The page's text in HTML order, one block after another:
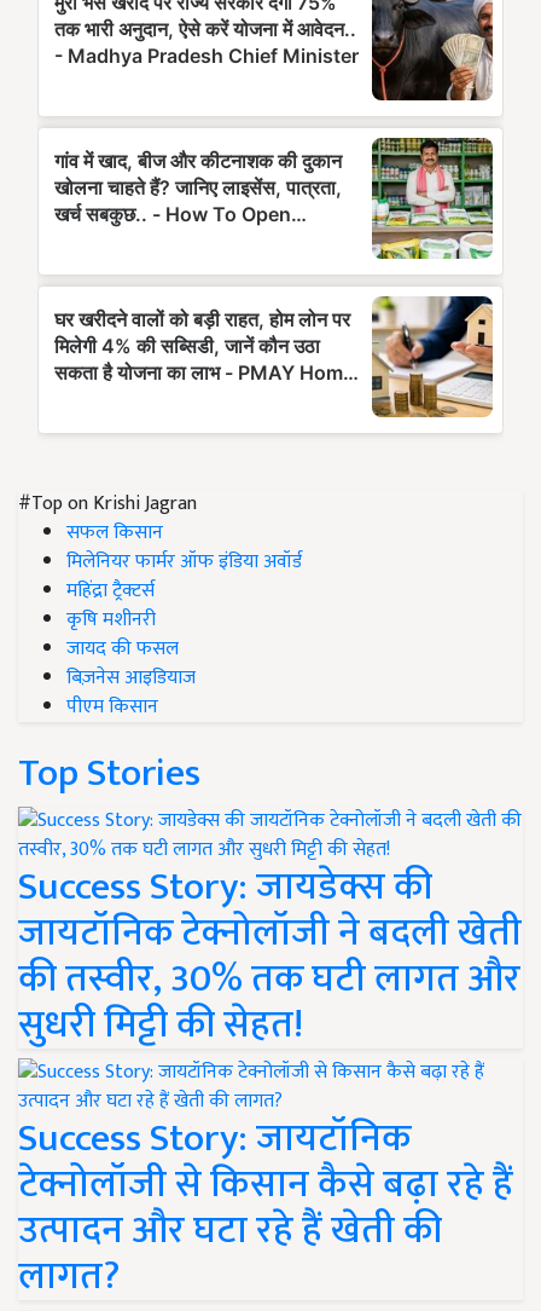
#Top on Krishi Jagran
सफल किसान
मिलेनियर फार्मर ऑफ इंडिया अवॉर्ड
महिंद्रा ट्रैक्टर्स
कृषि मशीनरी
जायद की फसल
बिज़नेस आइडियाज
पीएम किसान
Top Stories
Success Story: जायडेक्स की
जायटॉनिक टेक्नोलॉजी ने बदली खेती
की तस्वीर, 30% तक घटी लागत और
सुधरी मिट्टी की सेहत!
Success Story: जायटॉनिक
टेक्नोलॉजी से किसान कैसे बढ़ा रहे हैं
उत्पादन और घटा रहे हैं खेती की
लागत?